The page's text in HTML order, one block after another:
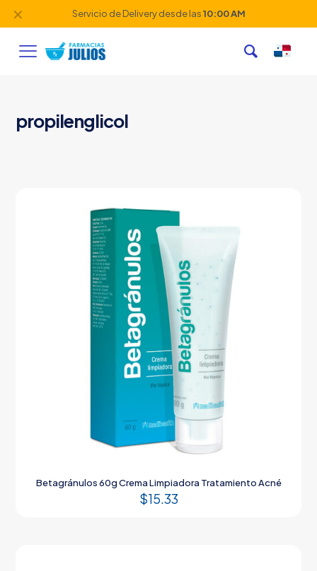
Servicio de Delivery desde las10:00 AM
✕
propilenglicol
Betagránulos 60g Crema Limpiadora Tratamiento Acné
$15.33